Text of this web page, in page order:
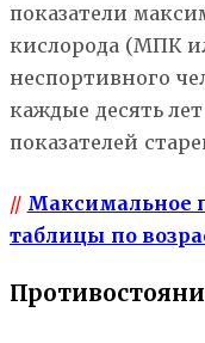
показатели
кислорода (МПК
неспортивного
каждые десять
показателей
// Максимальное
таблицы по